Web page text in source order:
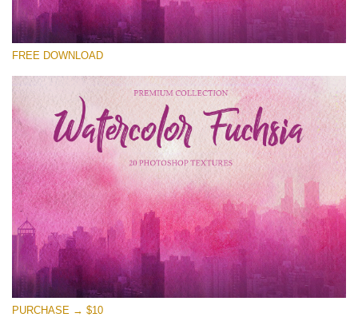
Xin hãy lựa chọn
Small 800*533px
Watercolor Fuchsia
(20 Overlays)
Large 6000*4000px
Entire Collection
(1783 Overlays)
Large 6000*4000px
Tải xuống miễn phí
FREE DOWNLOAD
PURCHASE → $10